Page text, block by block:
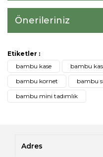
Önerileriniz
Etiketler :
bambu kase
bambu
bambu kornet
bambu
bambu mini tadımlık
Adres